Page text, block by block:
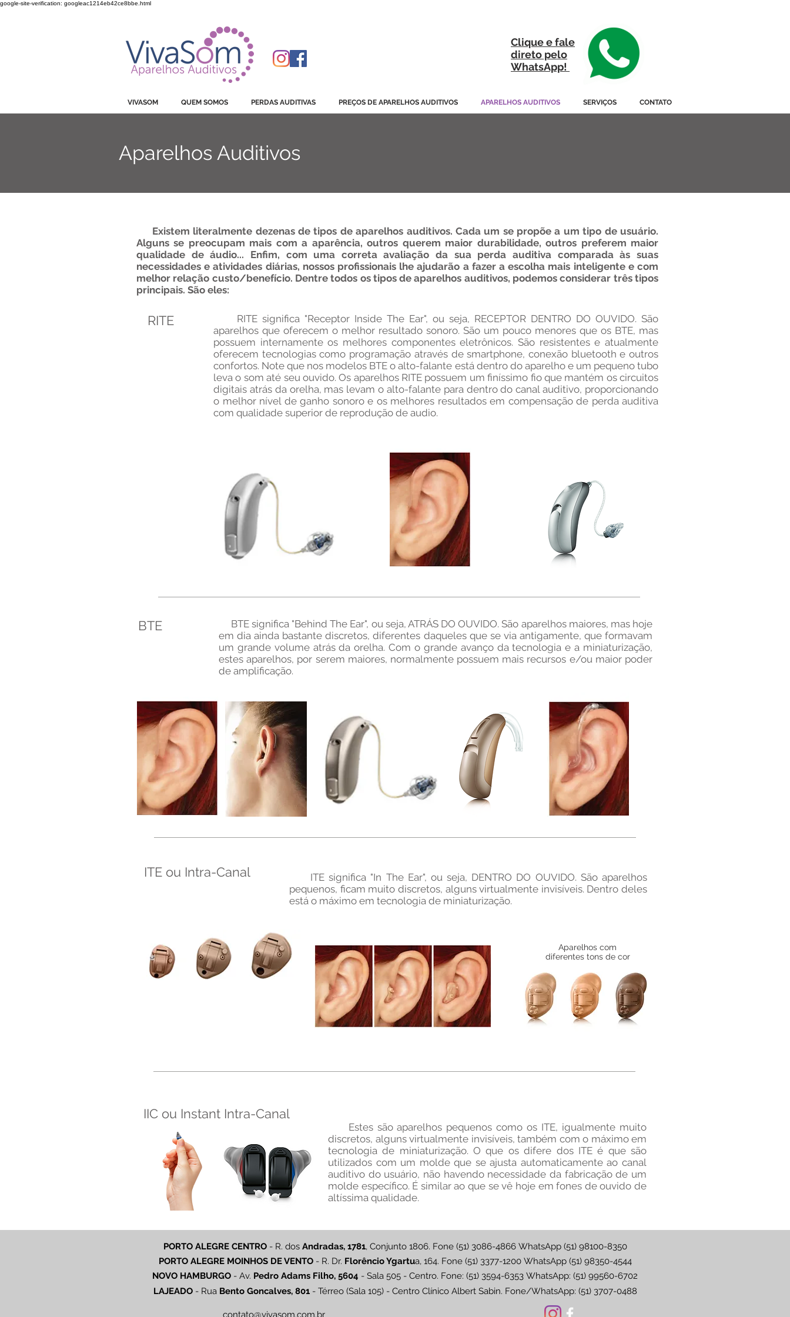
google-site-verification: googleac1214eb42ce8bbe.html
Clique e fale
direto pelo
WhatsApp!
VIVASOM QUEM SOMOS PERDAS AUDITIVAS PREÇOS DE APARELHOS AUDITIVOS APARELHOS AUDITIVOS SERVIÇOS CONTATO
Aparelhos Auditivos
RITE
RITE significa "Receptor Inside The Ear", ou seja, RECEPTOR DENTRO DO OUVIDO. São
aparelhos que oferecem o melhor resultado sonoro. São um pouco menores que os BTE, mas
possuem internamente os melhores componentes eletrônicos. São resistentes e atualmente
oferecem tecnologias como programação através de smartphone, conexão bluetooth e outros
confortos. Note que nos modelos BTE o alto-falante está dentro do aparelho e um pequeno tubo
leva o som até seu ouvido. Os aparelhos RITE possuem um finíssimo fio que mantém os circuitos
digitais atrás da orelha, mas levam o alto-falante para dentro do canal auditivo, proporcionando
o melhor nível de ganho sonoro e os melhores resultados em compensação de perda auditiva
com qualidade superior de reprodução de audio.
BTE
BTE significa "Behind The Ear", ou seja, ATRÁS DO OUVIDO. São aparelhos maiores, mas hoje
em dia ainda bastante discretos, diferentes daqueles que se via antigamente, que formavam
um grande volume atrás da orelha. Com o grande avanço da tecnologia e a miniaturização,
estes aparelhos, por serem maiores, normalmente possuem mais recursos e/ou maior poder
de amplificação.
ITE ou Intra-Canal
ITE significa "In The Ear", ou seja, DENTRO DO OUVIDO. São aparelhos
pequenos, ficam muito discretos, alguns virtualmente invisíveis. Dentro deles
está o máximo em tecnologia de miniaturização.
​Aparelhos com
diferentes tons de cor
Existem literalmente dezenas de tipos de aparelhos auditivos. Cada um se propõe a um tipo de usuário.
Alguns se preocupam mais com a aparência, outros querem maior durabilidade, outros preferem maior
qualidade de áudio... Enfim, com uma correta avaliação da sua perda auditiva comparada às suas
necessidades e atividades diárias, nossos profissionais lhe ajudarão a fazer a escolha mais inteligente e com
melhor relação custo/benefício. Dentre todos os tipos de aparelhos auditivos, podemos considerar três tipos
principais. São eles:
IIC ou Instant Intra-Canal
Estes são aparelhos pequenos como os ITE, igualmente muito
discretos, alguns virtualmente invisíveis, também com o máximo em
tecnologia de miniaturização. O que os difere dos ITE é que são
utilizados com um molde que se ajusta automaticamente ao canal
auditivo do usuário, não havendo necessidade da fabricação de um
molde específico. É similar ao que se vê hoje em fones de ouvido de
altíssima qualidade.
PORTO ALEGRE CENTRO- R. dosAndradas, 1781, Conjunto 1806. Fone (51) 3086-4866 WhatsApp (51) 98100-8350
PORTO ALEGRE MOINHOS DE VENTO- R. Dr. Florêncio Ygartua, 164. Fone (51) 3377-1200 WhatsApp (51) 98350-4544
NOVO HAMBURGO - Av. Pedro Adams Filho, 5604 - Sala 505 - Centro. Fone: (51) 3594-6353 WhatsApp: (51) 99560-6702
LAJEADO- Rua Bento Goncalves, 801- Térreo (Sala 105) - Centro Clínico Albert Sabin. Fone/WhatsApp: (51) 3707-0488
contato@vivasom.com.br